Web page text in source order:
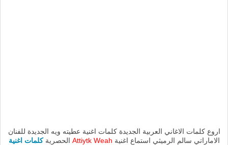
اروع كلمات الاغاني العربية الجديدة كلمات اغنية عطيته ويه الجديدة للفنان
الاماراتي سالم الرميثي استماع اغنية Attiytk Weah الحصريةكلمات اغنية